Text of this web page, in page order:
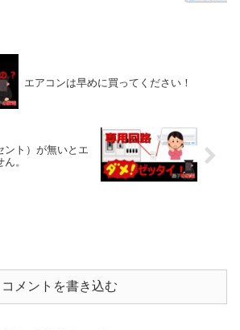
エアコンは早めに買ってください！
ント）が無いとエ
。
コメントを書き込む